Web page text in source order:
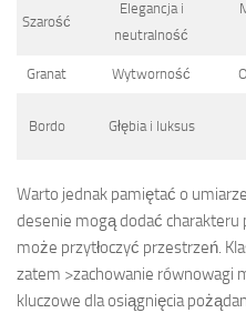
Szarość
Elegancja i
neutralność
Granat Wytworność
Bordo Głębia i luksus
Warto jednak pamiętać o
desenie mogą dodać charakteru
może przytłoczyć przestrzeń.
zatem >zachowanie równowagi
kluczowe dla osiągnięcia